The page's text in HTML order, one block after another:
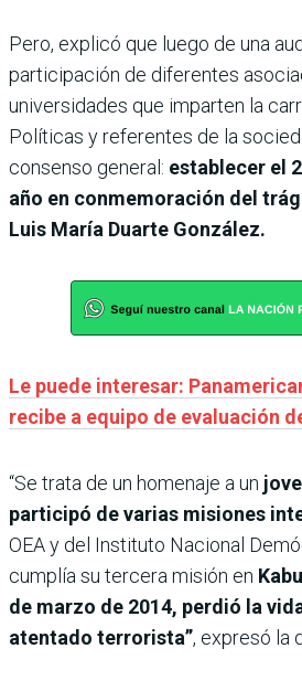
Pero, explicó que luego de una
participación de diferentes
universidades que imparten la
Políticas y referentes de la
consenso general: establecer el
año en conmemoración del
Luis María Duarte González.
Le puede interesar:
recibe a equipo de evaluación
“Se trata de un homenaje a un
participó de varias misiones
OEA y del Instituto Nacional
cumplía su tercera misión en
de marzo de 2014, perdió la
atentado terrorista”, expresó la